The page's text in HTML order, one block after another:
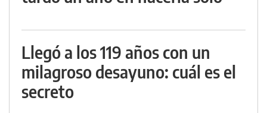
Llegó a los 119 años con un
milagroso desayuno: cuál es el
secreto